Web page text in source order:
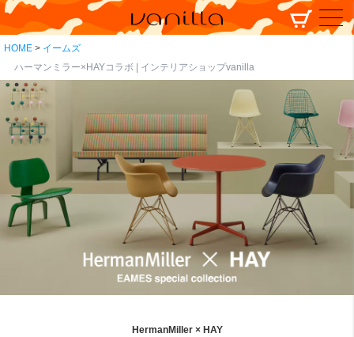
HOME
イームズ
ハーマンミラー×HAYコラボ | インテリアショップvanilla
HermanMiller × HAY